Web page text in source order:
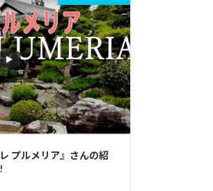
プルメリア』さんの紹